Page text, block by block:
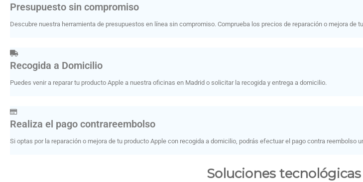
Presupuesto sin compromiso
Descubre nuestra herramienta de presupuestos en línea sin compromiso. Comprueba los precios de reparación o mejora de
Recogida a Domicilio
Puedes venir a reparar tu producto Apple a nuestra oficinas en Madrid o solicitar la recogida y entrega a domicilio.
Realiza el pago contrareembolso
Si optas por la reparación o mejora de tu producto Apple con recogida a domicilio, podrás efectuar el pago contra reembolso
Soluciones tecnológicas